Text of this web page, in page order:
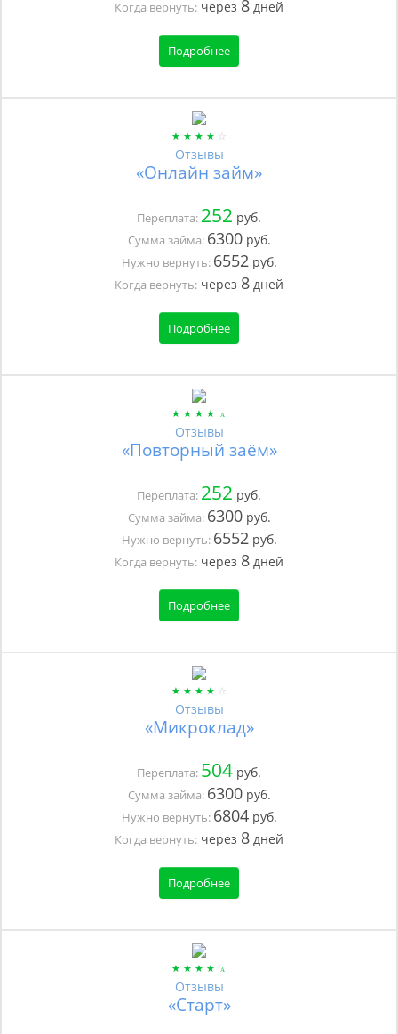
Когда вернуть: через 8 дней
Подробнее
Отзывы
«Онлайн займ»
Переплата: 252 руб.
Сумма займа: 6300руб.
Нужно вернуть: 6552руб.
Когда вернуть: через 8 дней
Подробнее
Отзывы
«Повторный заём»
Переплата: 252 руб.
Сумма займа: 6300руб.
Нужно вернуть: 6552руб.
Когда вернуть: через 8 дней
Подробнее
Отзывы
«Микроклад»
Переплата: 504 руб.
Сумма займа: 6300руб.
Нужно вернуть: 6804руб.
Когда вернуть: через 8 дней
Подробнее
Отзывы
«Старт»